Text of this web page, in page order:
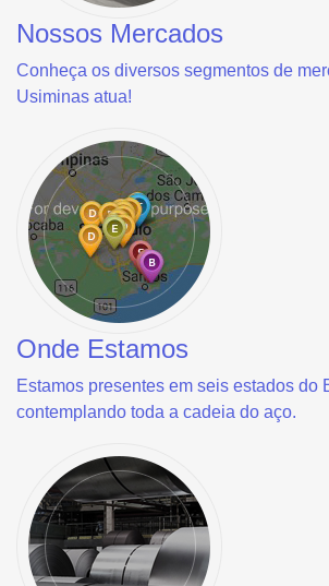
Nossos Mercados
Conheça os diversos segmentos de
Usiminas atua!
Onde Estamos
Estamos presentes em seis estados do
contemplando toda a cadeia do aço.